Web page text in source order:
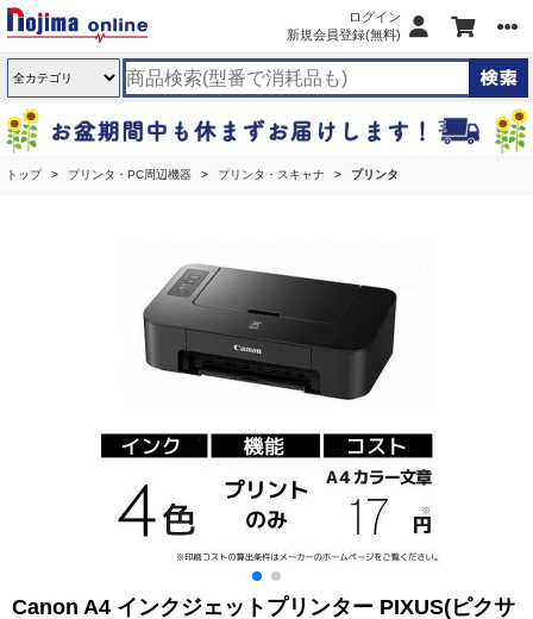
ログイン
新規会員登録(無料)
トップ プリンタ・PC周辺機器 プリンタ・スキャナ プリンタ
Canon A4 インクジェットプリンター PIXUS(ピクサ